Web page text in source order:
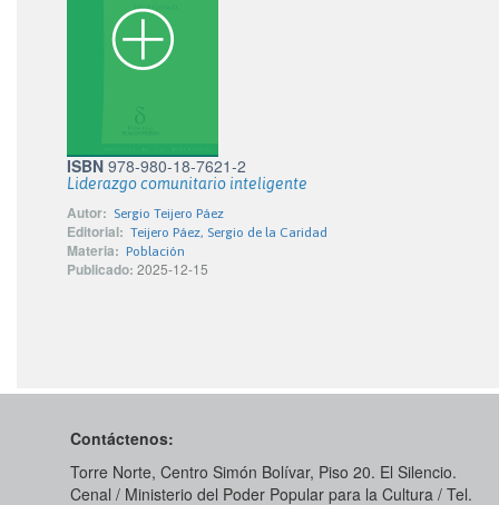
ISBN 978-980-18-7621-2
Liderazgo comunitario inteligente
Autor: Sergio Teijero Páez
Editorial: Teijero Páez, Sergio de la Caridad
Materia: Población
Publicado: 2025-12-15
Contáctenos:
Torre Norte, Centro Simón Bolívar, Piso 20. El Silencio.
Cenal / Ministerio del Poder Popular para la Cultura / Tel.